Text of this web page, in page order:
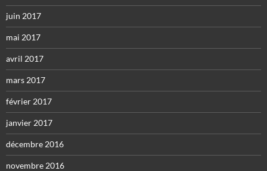
juin 2017
mai 2017
avril 2017
mars 2017
février 2017
janvier 2017
décembre 2016
novembre 2016